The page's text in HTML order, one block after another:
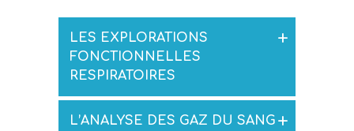
LES EXPLORATIONS
FONCTIONNELLES
RESPIRATOIRES
L’ANALYSE DES GAZ DU SANG